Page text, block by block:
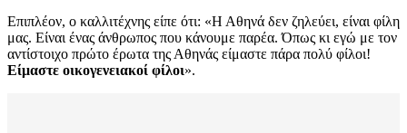
Επιπλέον, ο καλλιτέχνης είπε ότι: «Η Αθηνά δεν ζηλεύει, είναι φίλη
μας. Είναι ένας άνθρωπος που κάνουμε παρέα. Όπως κι εγώ με τον
αντίστοιχο πρώτο έρωτα της Αθηνάς είμαστε πάρα πολύ φίλοι!
Είμαστε οικογενειακοί φίλοι».